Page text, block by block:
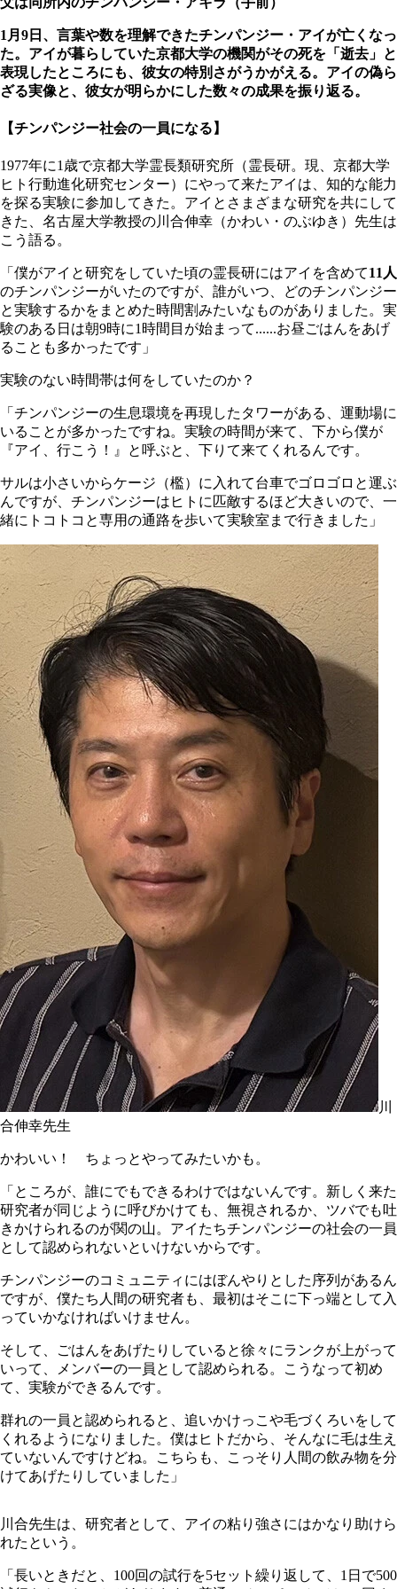
1月9日、言葉や数を理解できたチンパンジー・アイが亡くなっ
た。アイが暮らしていた京都大学の機関がその死を「逝去」と
表現したところにも、彼女の特別さがうかがえる。アイの偽ら
ざる実像と、彼女が明らかにした数々の成果を振り返る。
【チンパンジー社会の一員になる】
1977年に1歳で京都大学霊長類研究所（霊長研。現、京都大学
ヒト行動進化研究センター）にやって来たアイは、知的な能力
を探る実験に参加してきた。アイとさまざまな研究を共にして
きた、名古屋大学教授の川合伸幸（かわい・のぶゆき）先生は
こう語る。
「僕がアイと研究をしていた頃の霊長研にはアイを含めて11人
のチンパンジーがいたのですが、誰がいつ、どのチンパンジー
と実験するかをまとめた時間割みたいなものがありました。実
験のある日は朝9時に1時間目が始まって......お昼ごはんをあげ
ることも多かったです」
実験のない時間帯は何をしていたのか？
「チンパンジーの生息環境を再現したタワーがある、運動場に
いることが多かったですね。実験の時間が来て、下から僕が
『アイ、行こう！』と呼ぶと、下りて来てくれるんです。
サルは小さいからケージ（檻）に入れて台車でゴロゴロと運ぶ
んですが、チンパンジーはヒトに匹敵するほど大きいので、一
緒にトコトコと専用の通路を歩いて実験室まで行きました」
川
合伸幸先生
かわいい！ ちょっとやってみたいかも。
「ところが、誰にでもできるわけではないんです。新しく来た
研究者が同じように呼びかけても、無視されるか、ツバでも吐
きかけられるのが関の山。アイたちチンパンジーの社会の一員
として認められないといけないからです。
チンパンジーのコミュニティにはぼんやりとした序列があるん
ですが、僕たち人間の研究者も、最初はそこに下っ端として入
っていかなければいけません。
そして、ごはんをあげたりしていると徐々にランクが上がって
いって、メンバーの一員として認められる。こうなって初め
て、実験ができるんです。
群れの一員と認められると、追いかけっこや毛づくろいをして
くれるようになりました。僕はヒトだから、そんなに毛は生え
ていないんですけどね。こちらも、こっそり人間の飲み物を分
けてあげたりしていました」
川合先生は、研究者として、アイの粘り強さにはかなり助けら
れたという。
「長いときだと、100回の試行を5セット繰り返して、1日で500